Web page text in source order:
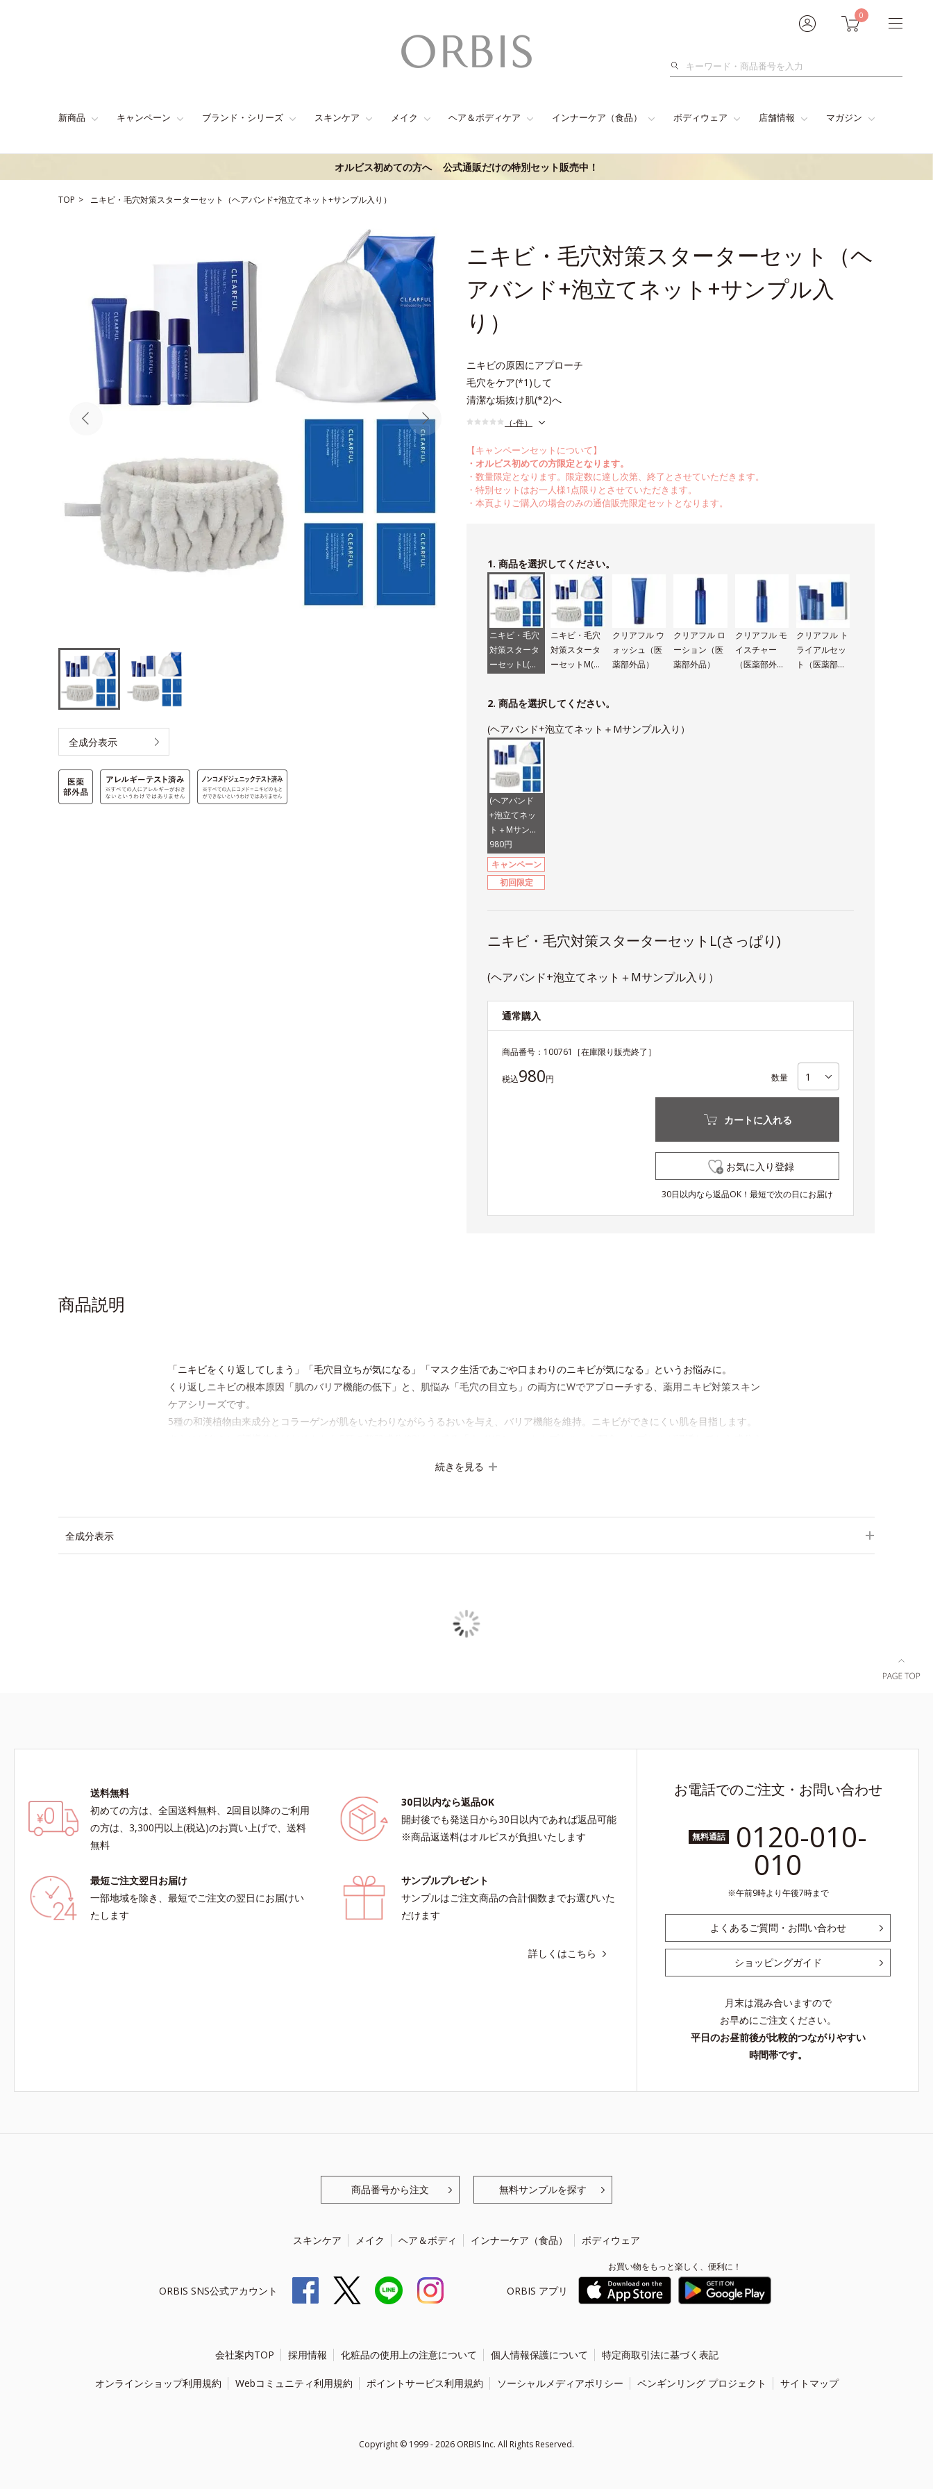
0
検
新商品 キャンペーン ブランド・シリーズ スキンケア メイク ヘア＆ボディケア インナーケア（食品） ボディウェア 店舗情報 マガジン
オルビス初めての方へ 公式通販だけの特別セット販売中！
TOP ニキビ・毛穴対策スターターセット（ヘアバンド+泡立てネット+サンプル入り）
ニキビ・毛穴対策スターターセット（ヘ
アバンド+泡立てネット+サンプル入
り）
ニキビの原因にアプローチ
毛穴をケア(*1)して
清潔な垢抜け肌(*2)へ
（-件）
【キャンペーンセットについて】
・オルビス初めての方限定となります。
・数量限定となります。限定数に達し次第、終了とさせていただきます。
・特別セットはお一人様1点限りとさせていただきます。
・本頁よりご購入の場合のみの通信販売限定セットとなります。
全成分表示
1. 商品を選択してください。
ニキビ・毛穴
対策スタータ
ーセットL(さ
ニキビ・毛穴
対策スタータ
ーセットM(し
クリアフル ウ
ォッシュ（医
薬部外品）
クリアフル ロ
ーション（医
薬部外品）
クリアフル モ
イスチャー
（医薬部外
クリアフル ト
ライアルセッ
ト（医薬部外
2. 商品を選択してください。
(ヘアバンド+泡立てネット＋Mサンプル入り）
(ヘアバンド
+泡立てネッ
ト＋Mサンプ
ル入り）
980円
キャンペーン
初回限定
ニキビ・毛穴対策スターターセットL(さっぱり)
(ヘアバンド+泡立てネット＋Mサンプル入り）
通常購入
商品番号： 100761 ［在庫限り販売終了］
税込980円 数量
カートに入れる
お気に入り登録
30日以内なら返品OK！最短で次の日にお届け
商品説明
「ニキビをくり返してしまう」「毛穴目立ちが気になる」「マスク生活であごや口まわりのニキビが気になる」というお悩みに。
くり返しニキビの根本原因「肌のバリア機能の低下」と、肌悩み「毛穴の目立ち」の両方にWでアプローチする、薬用ニキビ対策スキン
ケアシリーズです。
5種の和漢植物由来成分とコラーゲンが肌をいたわりながらうるおいを与え、バリア機能を維持。ニキビができにくい肌を目指します。
*3 テトラ2-ヘキシルデカン酸アスコルビル、天然ビタミンE、イノシット、フィチン酸、ユズセラミド、スフィンゴ糖脂質
続きを見る
全成分表示
送料無料
初めての方は、全国送料無料、2回目以降のご利用
の方は、3,300円以上(税込)のお買い上げで、送料
無料
30日以内なら返品OK
開封後でも発送日から30日以内であれば返品可能
※商品返送料はオルビスが負担いたします
最短ご注文翌日お届け
一部地域を除き、最短でご注文の翌日にお届けい
たします
サンプルプレゼント
サンプルはご注文商品の合計個数までお選びいた
だけます
詳しくはこちら
お電話でのご注文・お問い合わせ
無料通話 0120-010-
010
午前9時より午後7時まで
よくあるご質問・お問い合わせ
ショッピングガイド
月末は混み合いますので
お早めにご注文ください。
平日のお昼前後が比較的つながりやすい
時間帯です。
商品番号から注文 無料サンプルを探す
スキンケア メイク ヘア＆ボディ インナーケア（食品） ボディウェア
ORBIS SNS公式アカウント ORBIS アプリ
お買い物をもっと楽しく、便利に！
会社案内TOP 採用情報 化粧品の使用上の注意について 個人情報保護について 特定商取引法に基づく表記
オンラインショップ利用規約 Webコミュニティ利用規約 ポイントサービス利用規約 ソーシャルメディアポリシー ペンギンリング プロジェクト サイトマップ
Copyright © 1999 - 2026 ORBIS Inc. All Rights Reserved.